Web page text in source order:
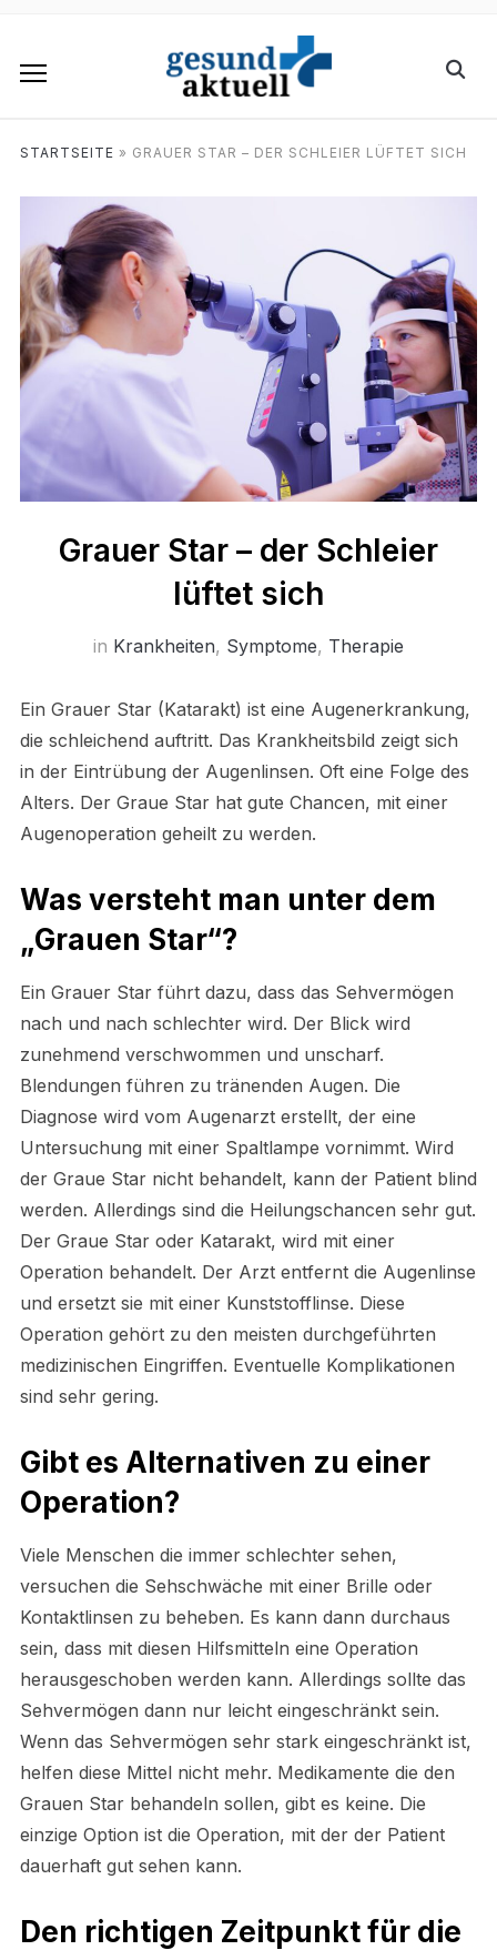
STARTSEITE » GRAUER STAR – DER SCHLEIER LÜFTET SICH
Grauer Star – der Schleier
lüftet sich
in Krankheiten, Symptome, Therapie
Ein Grauer Star (Katarakt) ist eine Augenerkrankung,
die schleichend auftritt. Das Krankheitsbild zeigt sich
in der Eintrübung der Augenlinsen. Oft eine Folge des
Alters. Der Graue Star hat gute Chancen, mit einer
Augenoperation geheilt zu werden.
Was versteht man unter dem
„Grauen Star“?
Ein Grauer Star führt dazu, dass das Sehvermögen
nach und nach schlechter wird. Der Blick wird
zunehmend verschwommen und unscharf.
Blendungen führen zu tränenden Augen. Die
Diagnose wird vom Augenarzt erstellt, der eine
Untersuchung mit einer Spaltlampe vornimmt. Wird
der Graue Star nicht behandelt, kann der Patient blind
werden. Allerdings sind die Heilungschancen sehr gut.
Der Graue Star oder Katarakt, wird mit einer
Operation behandelt. Der Arzt entfernt die Augenlinse
und ersetzt sie mit einer Kunststofflinse. Diese
Operation gehört zu den meisten durchgeführten
medizinischen Eingriffen. Eventuelle Komplikationen
sind sehr gering.
Gibt es Alternativen zu einer
Operation?
Viele Menschen die immer schlechter sehen,
versuchen die Sehschwäche mit einer Brille oder
Kontaktlinsen zu beheben. Es kann dann durchaus
sein, dass mit diesen Hilfsmitteln eine Operation
herausgeschoben werden kann. Allerdings sollte das
Sehvermögen dann nur leicht eingeschränkt sein.
Wenn das Sehvermögen sehr stark eingeschränkt ist,
helfen diese Mittel nicht mehr. Medikamente die den
Grauen Star behandeln sollen, gibt es keine. Die
einzige Option ist die Operation, mit der der Patient
dauerhaft gut sehen kann.
Den richtigen Zeitpunkt für die